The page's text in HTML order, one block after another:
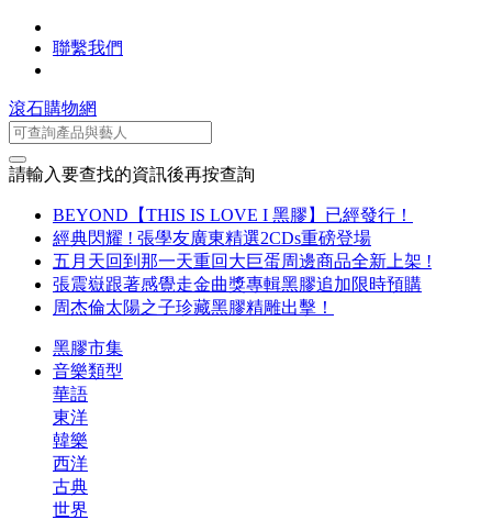
聯繫我們
滾石購物網
請輸入要查找的資訊後再按查詢
BEYOND【THIS IS LOVE I 黑膠】已經發行！
經典閃耀 ! 張學友廣東精選2CDs重磅登場
五月天回到那一天重回大巨蛋周邊商品全新上架 !
張震嶽跟著感覺走金曲獎專輯黑膠追加限時預購
周杰倫太陽之子珍藏黑膠精雕出擊！
黑膠市集
音樂類型
華語
東洋
韓樂
西洋
古典
世界